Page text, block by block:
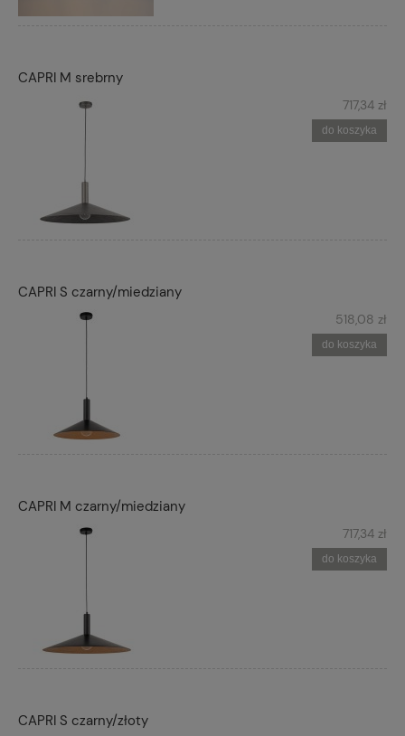
CAPRI M srebrny
717,34 zł
do koszyka
CAPRI S czarny/miedziany
518,08 zł
do koszyka
CAPRI M czarny/miedziany
717,34 zł
do koszyka
CAPRI S czarny/złoty